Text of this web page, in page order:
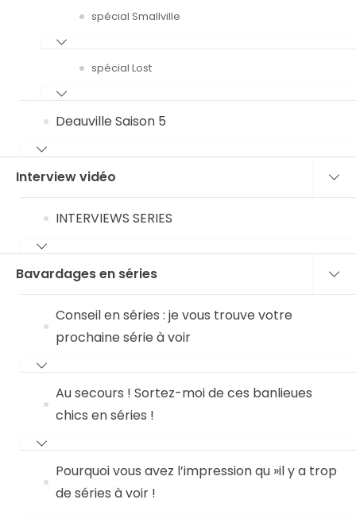
spécial Smallville
spécial Lost
Deauville Saison 5
Interview vidéo
INTERVIEWS SERIES
Bavardages en séries
Conseil en séries : je vous trouve votre
prochaine série à voir
Au secours ! Sortez-moi de ces banlieues
chics en séries !
Pourquoi vous avez l’impression qu »il y a trop
de séries à voir !